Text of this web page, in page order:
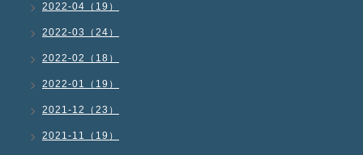
2022-04（19）
2022-03（24）
2022-02（18）
2022-01（19）
2021-12（23）
2021-11（19）